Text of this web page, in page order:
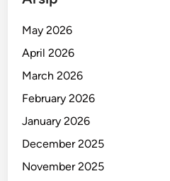
o
n
g
r
T
e
i
May 2026
April 2026
March 2026
February 2026
January 2026
December 2025
November 2025